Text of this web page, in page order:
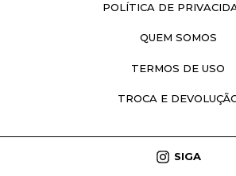
POLÍTICA DE
QUEM SOMOS
TERMOS DE USO
TROCA E
SIGA